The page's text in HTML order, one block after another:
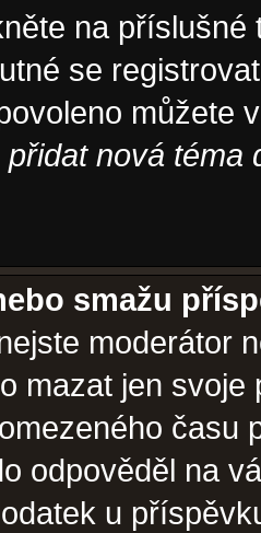
na
se
můžete
přidat nová téma
smažu
moderátor
mazat jen
odpověděl na
u